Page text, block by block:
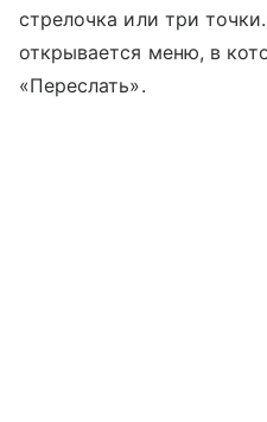
стрелочка или три
открывается меню, в
«Переслать».